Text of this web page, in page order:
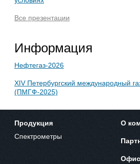
Все презентации
Информация
Нефтегаз-2026
XIV Петербургский международный
(ПМГФ-2025)
Продукция
Спектрометры
О
Офис